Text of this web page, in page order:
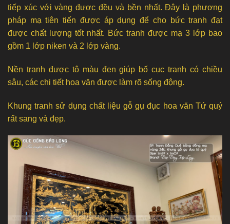
tiếp xúc với vàng được đều và bền nhất. Đây là phương
pháp mạ tiên tiến được áp dụng để cho bức tranh đạt
được chất lượng tốt nhất. Bức tranh được mạ 3 lớp bao
gồm 1 lớp niken và 2 lớp vàng.
Nền tranh được tô màu đen giúp bố cục tranh có chiều
sâu, các chi tiết hoa văn được làm rõ sống động.
Khung tranh sử dụng chất liệu gỗ gụ đục hoa văn Tứ quý
rất sang và đẹp.